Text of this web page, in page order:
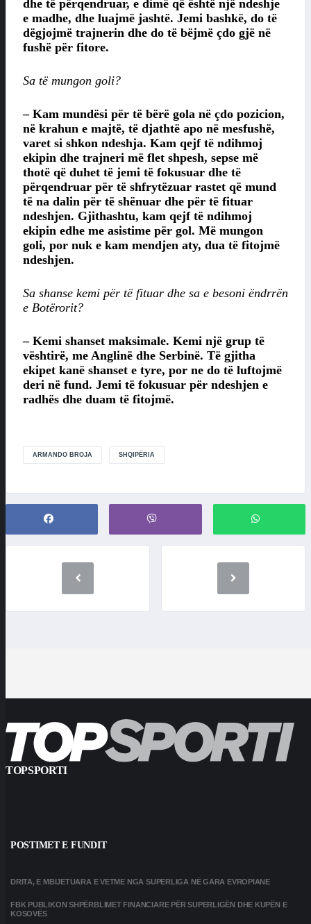
dhe të përqendruar, e dimë që është një ndeshje
e madhe, dhe luajmë jashtë. Jemi bashkë, do të
dëgjojmë trajnerin dhe do të bëjmë çdo gjë në
fushë për fitore.
Sa të mungon goli?
– Kam mundësi për të bërë gola në çdo pozicion,
në krahun e majtë, të djathtë apo në mesfushë,
varet si shkon ndeshja. Kam qejf të ndihmoj
ekipin dhe trajneri më flet shpesh, sepse më
thotë që duhet të jemi të fokusuar dhe të
përqendruar për të shfrytëzuar rastet që mund
të na dalin për të shënuar dhe për të fituar
ndeshjen. Gjithashtu, kam qejf të ndihmoj
ekipin edhe me asistime për gol. Më mungon
goli, por nuk e kam mendjen aty, dua të fitojmë
ndeshjen.
Sa shanse kemi për të fituar dhe sa e besoni ëndrrën
e Botërorit?
– Kemi shanset maksimale. Kemi një grup të
vështirë, me Anglinë dhe Serbinë. Të gjitha
ekipet kanë shanset e tyre, por ne do të luftojmë
deri në fund. Jemi të fokusuar për ndeshjen e
radhës dhe duam të fitojmë.
ARMANDO BROJA SHQIPËRIA
TOPSPORTI
POSTIMET E FUNDIT
DRITA, E MBIJETUARA E VETME NGA SUPERLIGA NË GARA EVROPIANE
FBK PUBLIKON SHPËRBLIMET FINANCIARE PËR SUPERLIGËN DHE KUPËN E
KOSOVËS